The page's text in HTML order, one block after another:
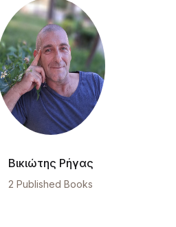
Βικιώτης Ρήγας
2 Published Books